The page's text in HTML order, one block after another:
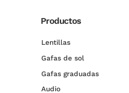
Productos
Lentillas
Gafas de sol
Gafas graduadas
Audio